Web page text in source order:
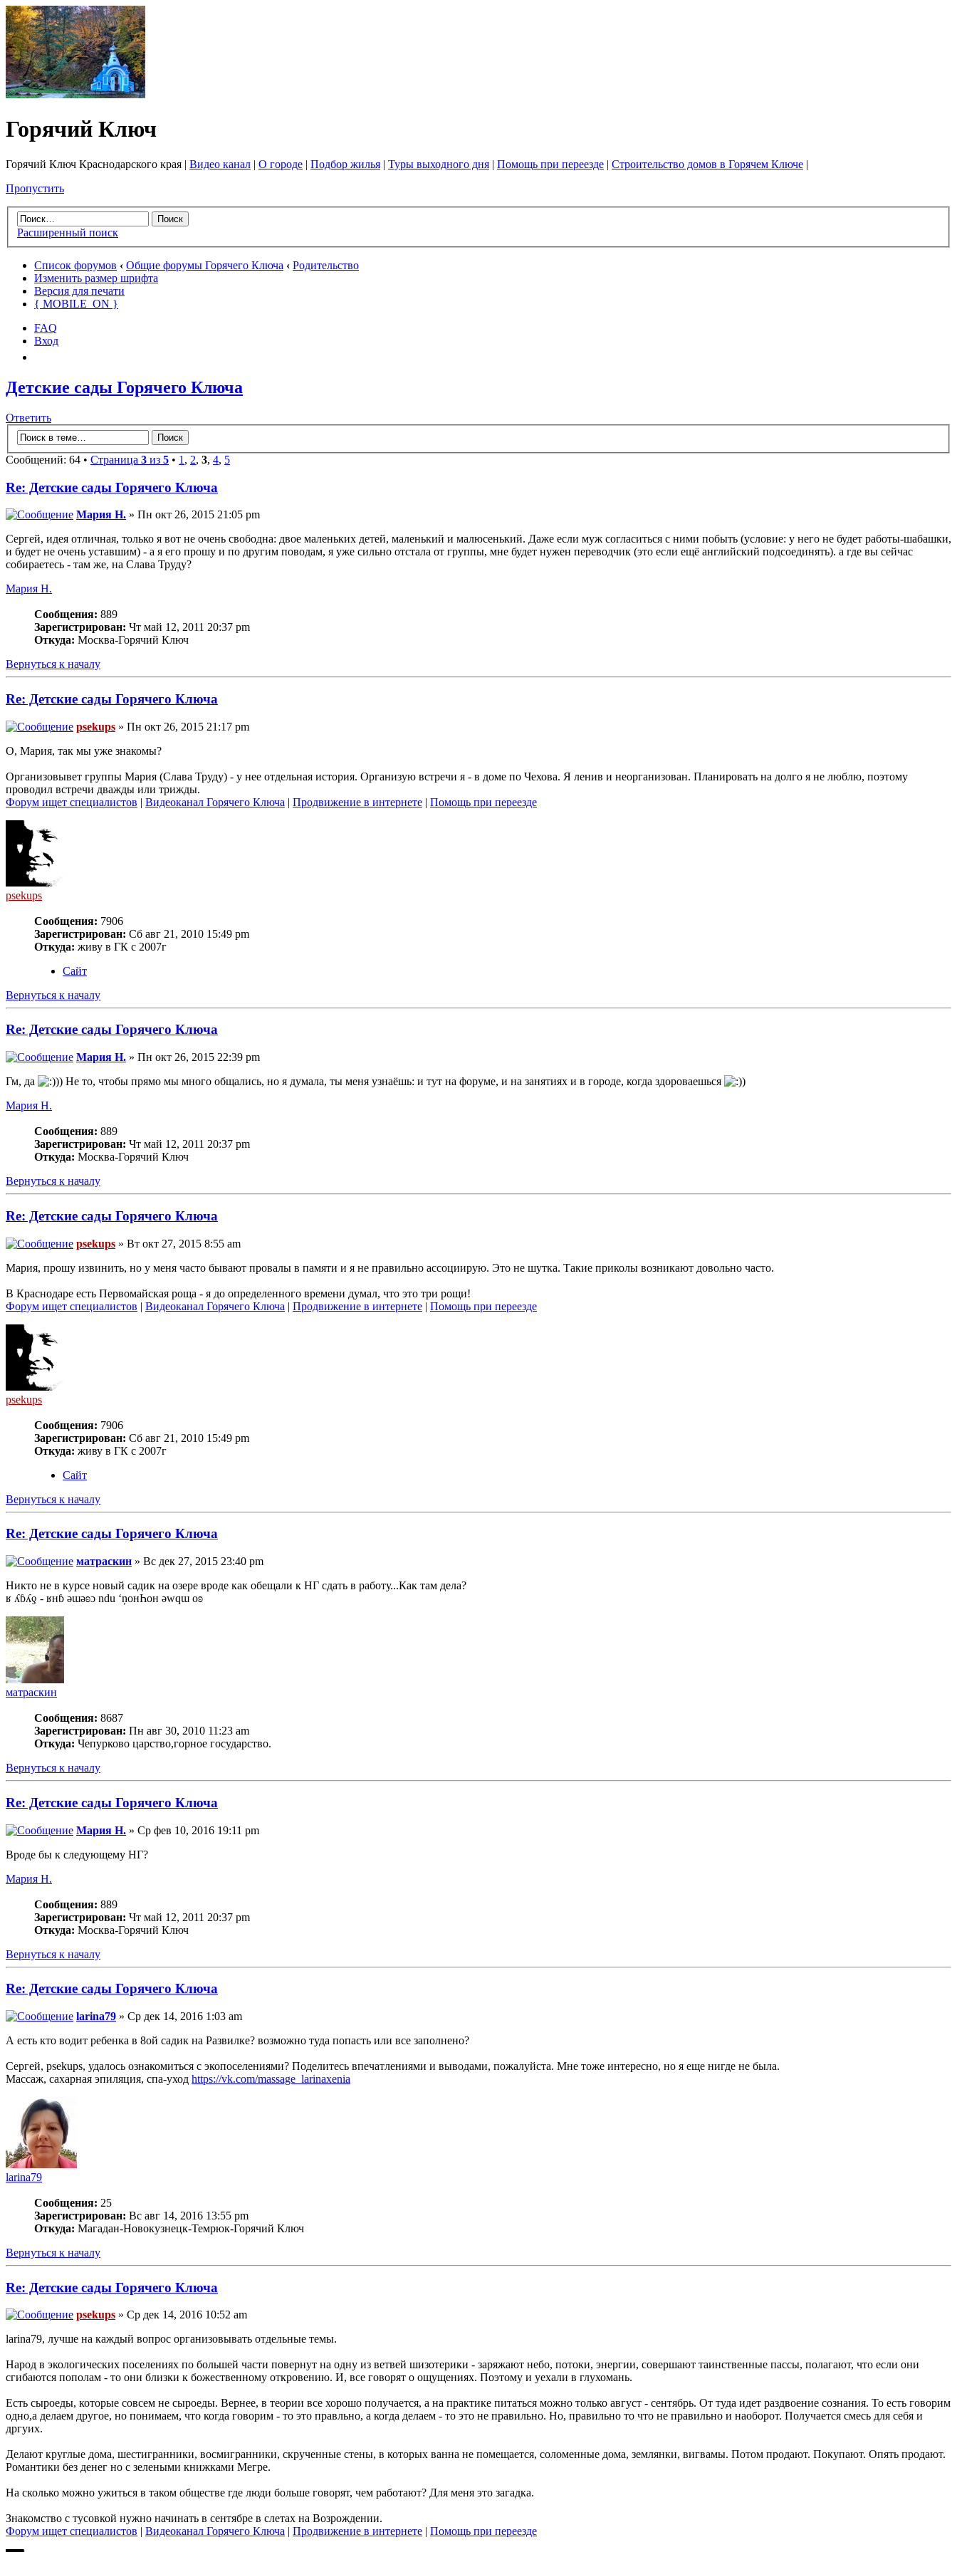
Горячий Ключ
Горячий Ключ Краснодарского края | Видео канал | О городе | Подбор жилья | Туры выходного дня | Помощь при переезде | Строительство домов в Горячем Ключе |
Пропустить
Расширенный поиск
Список форумов ‹ Общие форумы Горячего Ключа ‹ Родительство
Изменить размер шрифта
Версия для печати
{ MOBILE_ON }
FAQ
Вход
Детские сады Горячего Ключа
Ответить
Сообщений: 64 • Страница 3 из 5 • 1 , 2, 3, 4, 5
Re: Детские сады Горячего Ключа
Мария Н. » Пн окт 26, 2015 21:05 pm
Сергей, идея отличная, только я вот не очень свободна: двое маленьких детей, маленький и малюсенький. Даже если муж согласиться с ними побыть (условие: у него не будет работы-шабашки,
и будет не очень уставшим) - а я его прошу и по другим поводам, я уже сильно отстала от группы, мне будет нужен переводчик (это если ещё английский подсоединять). а где вы сейчас
собираетесь - там же, на Слава Труду?
Мария Н.
Сообщения: 889
Зарегистрирован: Чт май 12, 2011 20:37 pm
Откуда: Москва-Горячий Ключ
Вернуться к началу
Re: Детские сады Горячего Ключа
psekups » Пн окт 26, 2015 21:17 pm
О, Мария, так мы уже знакомы?
Организовывет группы Мария (Слава Труду) - у нее отдельная история. Организую встречи я - в доме по Чехова. Я ленив и неорганизован. Планировать на долго я не люблю, поэтому
проводил встречи дважды или трижды.
Форум ищет специалистов | Видеоканал Горячего Ключа | Продвижение в интернете | Помощь при переезде
psekups
Сообщения: 7906
Зарегистрирован: Сб авг 21, 2010 15:49 pm
Откуда: живу в ГК с 2007г
Сайт
Вернуться к началу
Re: Детские сады Горячего Ключа
Мария Н. » Пн окт 26, 2015 22:39 pm
Гм, да
)) Не то, чтобы прямо мы много общались, но я думала, ты меня узнаёшь: и тут на форуме, и на занятиях и в городе, когда здороваешься
)
Мария Н.
Сообщения: 889
Зарегистрирован: Чт май 12, 2011 20:37 pm
Откуда: Москва-Горячий Ключ
Вернуться к началу
Re: Детские сады Горячего Ключа
psekups » Вт окт 27, 2015 8:55 am
Мария, прошу извинить, но у меня часто бывают провалы в памяти и я не правильно ассоциирую. Это не шутка. Такие приколы возникают довольно часто.
В Краснодаре есть Первомайская роща - я до определенного времени думал, что это три рощи!
Форум ищет специалистов | Видеоканал Горячего Ключа | Продвижение в интернете | Помощь при переезде
psekups
Сообщения: 7906
Зарегистрирован: Сб авг 21, 2010 15:49 pm
Откуда: живу в ГК с 2007г
Сайт
Вернуться к началу
Re: Детские сады Горячего Ключа
матраскин » Вс дек 27, 2015 23:40 pm
Никто не в курсе новый садик на озере вроде как обещали к НГ сдать в работу...Как там дела?
ʁ ʎɓʎƍ - ʁнɓ ǝɯǝʚɔ ndu ‘ņонҺон ǝwqɯ оʚ
матраскин
Сообщения: 8687
Зарегистрирован: Пн авг 30, 2010 11:23 am
Откуда: Чепурково царство,горное государство.
Вернуться к началу
Re: Детские сады Горячего Ключа
Мария Н. » Ср фев 10, 2016 19:11 pm
Вроде бы к следующему НГ?
Мария Н.
Сообщения: 889
Зарегистрирован: Чт май 12, 2011 20:37 pm
Откуда: Москва-Горячий Ключ
Вернуться к началу
Re: Детские сады Горячего Ключа
larina79 » Ср дек 14, 2016 1:03 am
А есть кто водит ребенка в 8ой садик на Развилке? возможно туда попасть или все заполнено?
Сергей, psekups, удалось ознакомиться с экопоселениями? Поделитесь впечатлениями и выводами, пожалуйста. Мне тоже интересно, но я еще нигде не была.
Массаж, сахарная эпиляция, спа-уход https://vk.com/massage_larinaxenia
larina79
Сообщения: 25
Зарегистрирован: Вс авг 14, 2016 13:55 pm
Откуда: Магадан-Новокузнецк-Темрюк-Горячий Ключ
Вернуться к началу
Re: Детские сады Горячего Ключа
psekups » Ср дек 14, 2016 10:52 am
larina79, лучше на каждый вопрос организовывать отдельные темы.
Народ в экологических поселениях по большей части повернут на одну из ветвей шизотерики - заряжают небо, потоки, энергии, совершают таинственные пассы, полагают, что если они
сгибаются пополам - то они близки к божественному откровению. И, все говорят о ощущениях. Поэтому и уехали в глухомань.
Есть сыроеды, которые совсем не сыроеды. Вернее, в теории все хорошо получается, а на практике питаться можно только август - сентябрь. От туда идет раздвоение сознания. То есть говорим
одно,а делаем другое, но понимаем, что когда говорим - то это правльно, а когда делаем - то это не правильно. Но, правильно то что не правильно и наоборот. Получается смесь для себя и
дргуих.
Делают круглые дома, шестигранники, восмигранники, скрученные стены, в которых ванна не помещается, соломенные дома, землянки, вигвамы. Потом продают. Покупают. Опять продают.
Романтики без денег но с зелеными книжками Мегре.
На сколько можно ужиться в таком обществе где люди больше говорят, чем работают? Для меня это загадка.
Знакомство с тусовкой нужно начинать в сентябре в слетах на Возрождении.
Форум ищет специалистов | Видеоканал Горячего Ключа | Продвижение в интернете | Помощь при переезде